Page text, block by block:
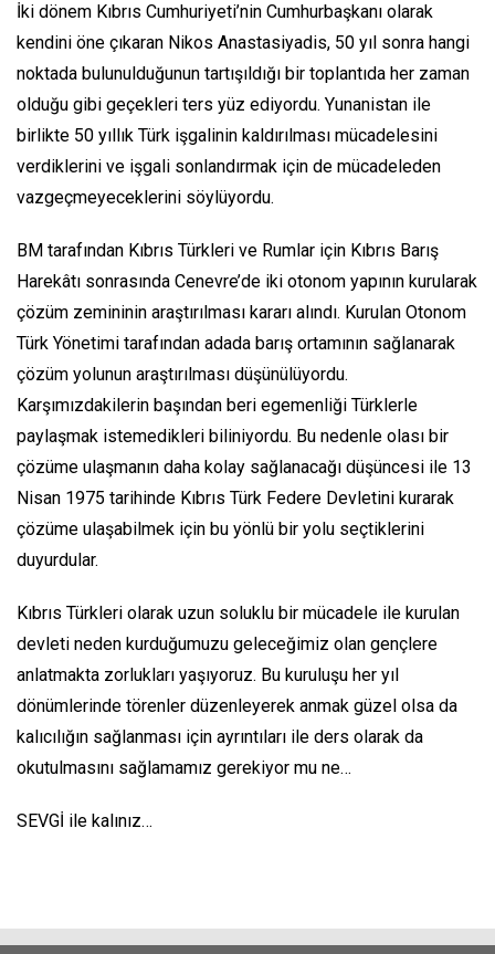
İki dönem Kıbrıs Cumhuriyeti’nin Cumhurbaşkanı olarak
kendini öne çıkaran Nikos Anastasiyadis, 50 yıl sonra hangi
noktada bulunulduğunun tartışıldığı bir toplantıda her zaman
olduğu gibi geçekleri ters yüz ediyordu. Yunanistan ile
birlikte 50 yıllık Türk işgalinin kaldırılması mücadelesini
verdiklerini ve işgali sonlandırmak için de mücadeleden
vazgeçmeyeceklerini söylüyordu.
BM tarafından Kıbrıs Türkleri ve Rumlar için Kıbrıs Barış
Harekâtı sonrasında Cenevre’de iki otonom yapının kurularak
çözüm zemininin araştırılması kararı alındı. Kurulan Otonom
Türk Yönetimi tarafından adada barış ortamının sağlanarak
çözüm yolunun araştırılması düşünülüyordu.
Karşımızdakilerin başından beri egemenliği Türklerle
paylaşmak istemedikleri biliniyordu. Bu nedenle olası bir
çözüme ulaşmanın daha kolay sağlanacağı düşüncesi ile 13
Nisan 1975 tarihinde Kıbrıs Türk Federe Devletini kurarak
çözüme ulaşabilmek için bu yönlü bir yolu seçtiklerini
duyurdular.
Kıbrıs Türkleri olarak uzun soluklu bir mücadele ile kurulan
devleti neden kurduğumuzu geleceğimiz olan gençlere
anlatmakta zorlukları yaşıyoruz. Bu kuruluşu her yıl
dönümlerinde törenler düzenleyerek anmak güzel olsa da
kalıcılığın sağlanması için ayrıntıları ile ders olarak da
okutulmasını sağlamamız gerekiyor mu ne…
SEVGİ ile kalınız…